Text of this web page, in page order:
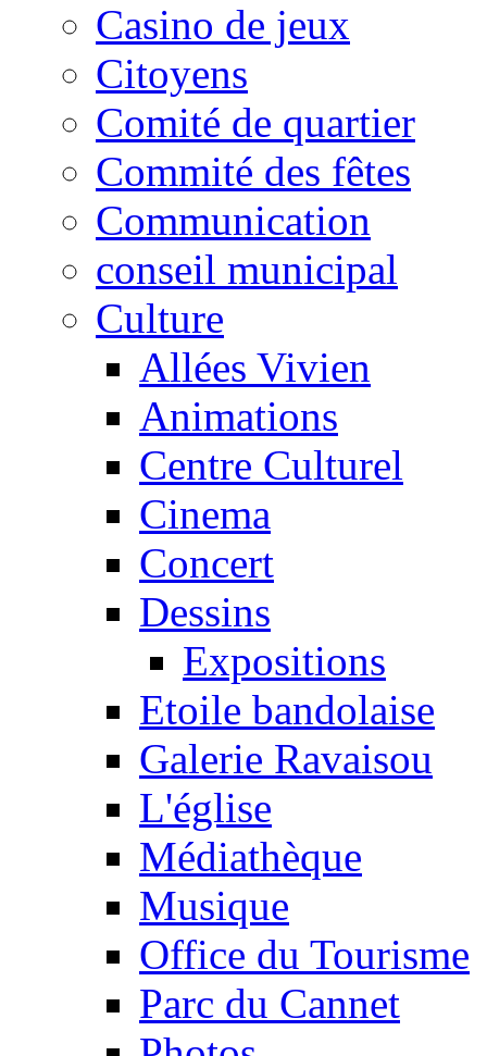
Casino de jeux
Citoyens
Comité de quartier
Commité des fêtes
Communication
conseil municipal
Culture
Allées Vivien
Animations
Centre Culturel
Cinema
Concert
Dessins
Expositions
Etoile bandolaise
Galerie Ravaisou
L'église
Médiathèque
Musique
Office du Tourisme
Parc du Cannet